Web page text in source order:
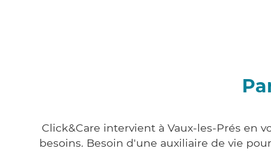
Click&Care intervient à Vaux-les-Prés en
besoins. Besoin d'une auxiliaire de vie